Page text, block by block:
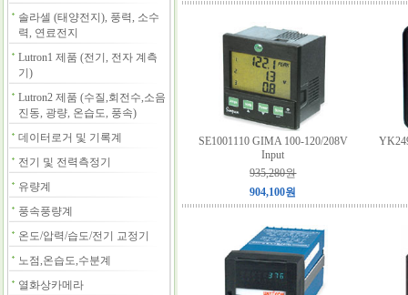
솔라셀 (태양전지), 풍력, 소수
력, 연료전지
Lutron1 제품 (전기, 전자 계측
기)
Lutron2 제품 (수질,회전수,소음
진동, 광량, 온습도, 풍속)
데이터로거 및 기록계
전기 및 전력측정기
유량계
풍속풍량계
온도/압력/습도/전기 교정기
노점,온습도,수분계
열화상카메라
SE1001110 GIMA 100-120/208V
Input
935,280원
904,100원